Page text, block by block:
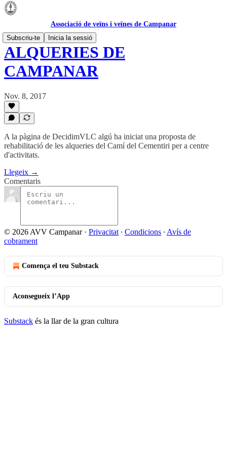
Associació de veïns i veïnes de Campanar
Subscriu-te
Inicia la sessió
ALQUERIES DE
CAMPANAR
Nov. 8, 2017
A la pàgina de DecidimVLC algú ha iniciat una proposta de
rehabilitació de les alqueries del Camí del Cementiri per a centre
d'activitats.
Llegeix →
Comentaris
© 2026 AVV Campanar· Privacitat ∙ Condicions ∙ Avís de
cobrament
Comença el teu Substack
Aconsegueix l’App
Substack és la llar de la gran cultura